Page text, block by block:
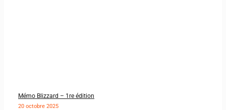
Mémo Blizzard – 1re édition
20 octobre 2025